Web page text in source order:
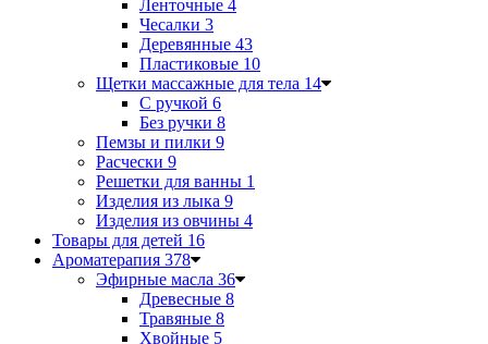
Ленточные 4
Чесалки 3
Деревянные 43
Пластиковые 10
Щетки массажные для тела 14
С ручкой 6
Без ручки 8
Пемзы и пилки 9
Расчески 9
Решетки для ванны 1
Изделия из лыка 9
Изделия из овчины 4
Товары для детей 16
Ароматерапия 378
Эфирные масла 36
Древесные 8
Травяные 8
Хвойные 5